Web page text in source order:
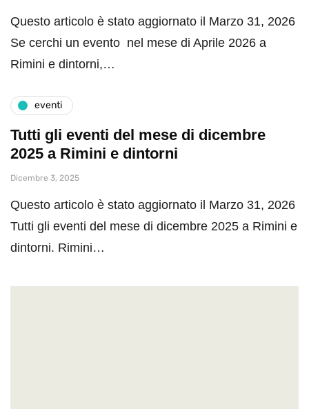
Questo articolo è stato aggiornato il Marzo 31, 2026
Se cerchi un evento nel mese di Aprile 2026 a
Rimini e dintorni,…
eventi
Tutti gli eventi del mese di dicembre
2025 a Rimini e dintorni
Dicembre 3, 2025
Questo articolo è stato aggiornato il Marzo 31, 2026
Tutti gli eventi del mese di dicembre 2025 a Rimini e
dintorni. Rimini…